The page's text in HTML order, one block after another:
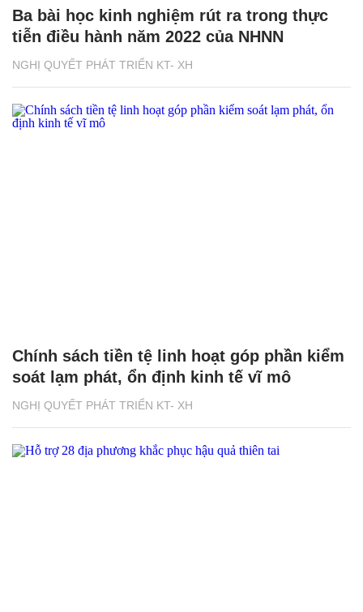
NGHỊ QUYẾT PHÁT TRIỂN KT- XH
Ba bài học kinh nghiệm rút ra trong thực
tiễn điều hành năm 2022 của NHNN
NGHỊ QUYẾT PHÁT TRIỂN KT- XH
Chính sách tiền tệ linh hoạt góp phần kiểm
soát lạm phát, ổn định kinh tế vĩ mô